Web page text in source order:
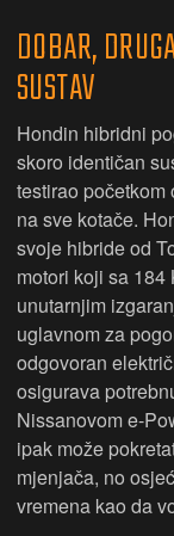
DOBAR,
SUSTAV
Hondin hibridni
skoro identičan
testirao
na sve kotače.
svoje hibride od
motori koji sa 184
unutarnjim
uglavnom za
odgovoran
osigurava
Nissanovom e-
ipak može
mjenjača, no
vremena kao da